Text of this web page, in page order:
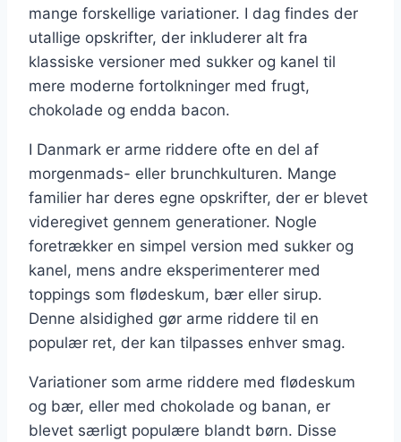
mange forskellige variationer. I dag findes der
utallige opskrifter, der inkluderer alt fra
klassiske versioner med sukker og kanel til
mere moderne fortolkninger med frugt,
chokolade og endda bacon.
I Danmark er arme riddere ofte en del af
morgenmads- eller brunchkulturen. Mange
familier har deres egne opskrifter, der er blevet
videregivet gennem generationer. Nogle
foretrækker en simpel version med sukker og
kanel, mens andre eksperimenterer med
toppings som flødeskum, bær eller sirup.
Denne alsidighed gør arme riddere til en
populær ret, der kan tilpasses enhver smag.
Variationer som arme riddere med flødeskum
og bær, eller med chokolade og banan, er
blevet særligt populære blandt børn. Disse